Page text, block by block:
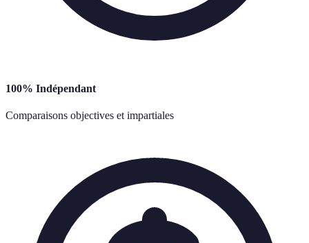
100% Indépendant
Comparaisons objectives et impartiales